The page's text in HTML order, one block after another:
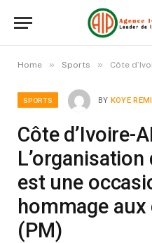
Home » Sports » Côte d’Ivoire-AIP/
SPORTS BY KOYE
Côte d’Ivoire-
L’organisation
est une
hommage
(PM)